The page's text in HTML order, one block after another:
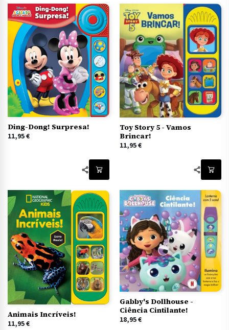
Ding-Dong! Surpresa!
11,95€
Toy Story 5 - Vamos
Brincar!
11,95€
Animais Incríveis!
11,95€
Gabby's Dollhouse -
Ciência Cintilante!
18,95€